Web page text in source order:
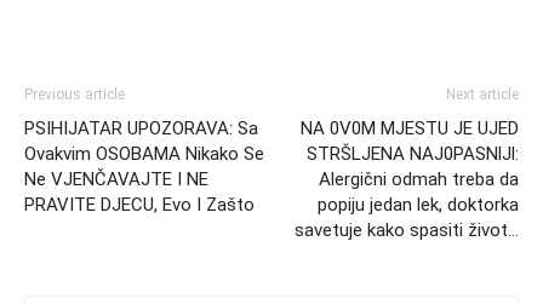
Previous article
PSIHIJATAR UPOZORAVA: Sa
Ovakvim OSOBAMA Nikako Se
Ne VJENČAVAJTE I NE
PRAVITE DJECU, Evo I Zašto
Next article
NA 0V0M MJESTU JE UJED
STRŠLJENA NAJ0PASNlJl:
Alergični odmah treba da
popiju jedan lek, doktorka
savetuje kako spasiti život…